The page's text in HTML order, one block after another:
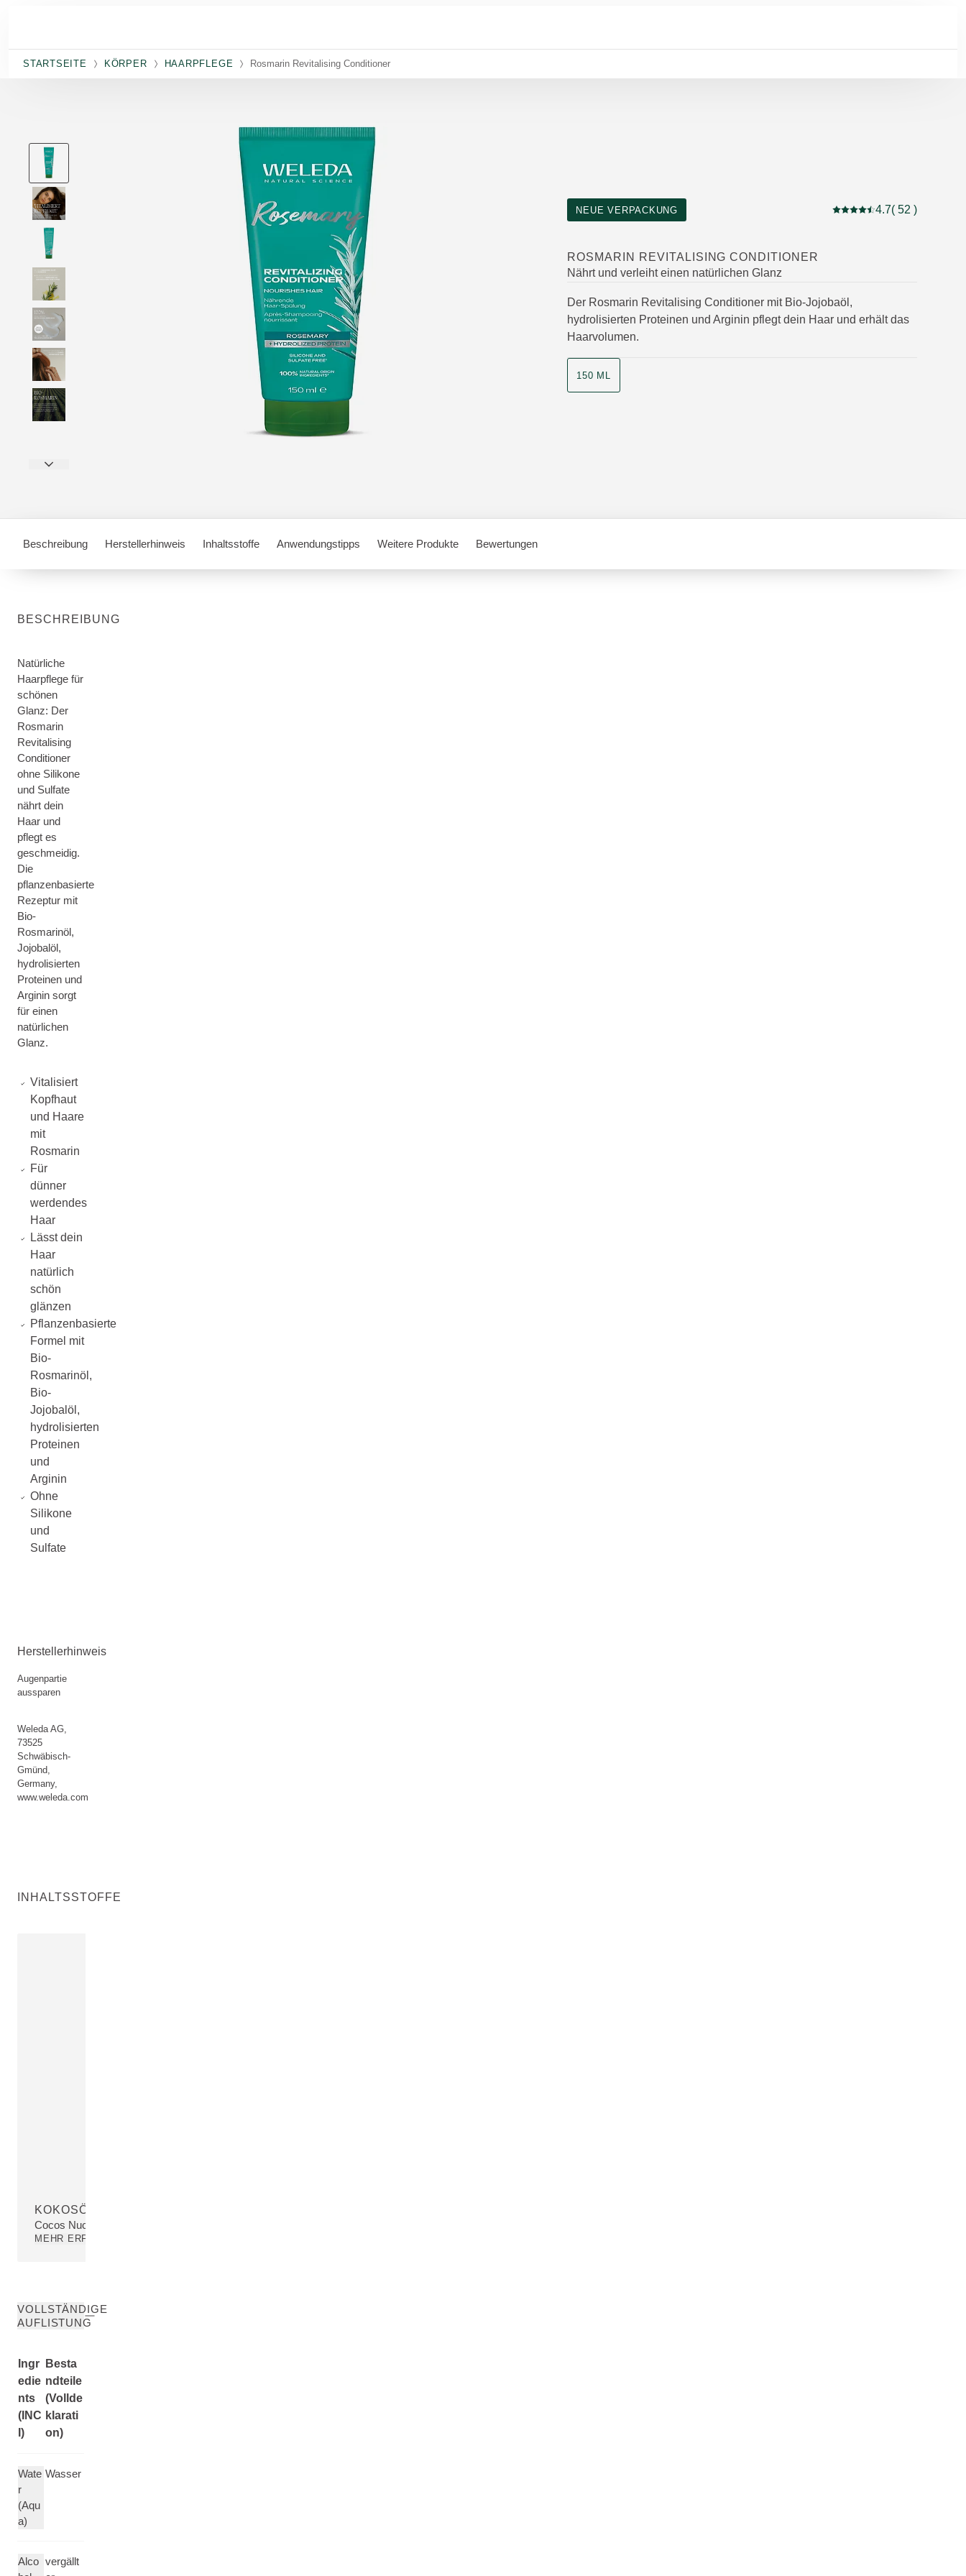
STARTSEITE KÖRPER HAARPFLEGE Rosmarin Revitalising Conditioner
NEUE VERPACKUNG
Aktuelle Bewertung: 4.7
4.7( 52 )
ROSMARIN REVITALISING CONDITIONER
Nährt und verleiht einen natürlichen Glanz
Der Rosmarin Revitalising Conditioner mit Bio-Jojobaöl,
hydrolisierten Proteinen und Arginin pflegt dein Haar und erhält das
Haarvolumen.
150 ML
Beschreibung Herstellerhinweis Inhaltsstoffe Anwendungstipps Weitere Produkte Bewertungen
BESCHREIBUNG
Natürliche
Haarpflege für
schönen
Glanz: Der
Rosmarin
Revitalising
Conditioner
ohne Silikone
und Sulfate
nährt dein
Haar und
pflegt es
geschmeidig.
Die
pflanzenbasierte
Rezeptur mit
Bio-
Rosmarinöl,
Jojobalöl,
hydrolisierten
Proteinen und
Arginin sorgt
für einen
natürlichen
Glanz.
Vitalisiert
Kopfhaut
und Haare
mit
Rosmarin
Für
dünner
werdendes
Haar
Lässt dein
Haar
natürlich
schön
glänzen
Pflanzenbasierte
Formel mit
Bio-
Rosmarinöl,
Bio-
Jojobalöl,
hydrolisierten
Proteinen
und
Arginin
Ohne
Silikone
und
Sulfate
Herstellerhinweis
Augenpartie
aussparen
Weleda AG,
73525
Schwäbisch-
Gmünd,
Germany,
www.weleda.com
INHALTSSTOFFE
KOKOSÖL
Cocos Nucifera (Coconut) Oil
MEHR ERFAHREN
VOLLSTÄNDIGE
AUFLISTUNG
Ingr
edie
nts
(INC
I)
Besta
ndteile
(Vollde
klarati
on)
Wate
r
(Aqu
a)
Wasser
Alco vergällt